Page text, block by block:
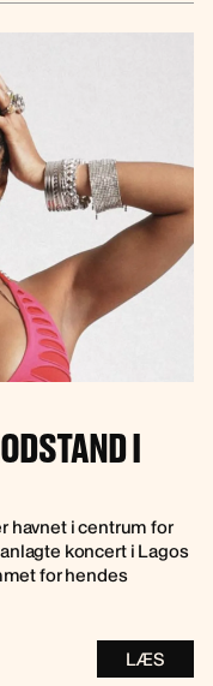
I
havnet i centrum for
koncert i Lagos
for hendes
LÆS